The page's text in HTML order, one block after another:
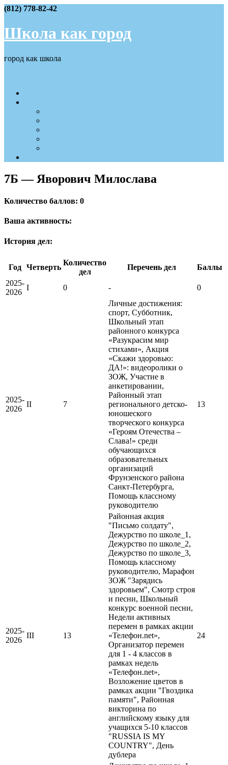
Skip
content
(812) 778-82-42
Школа как город
город как школа
7Б — Яворович Милослава
Количество баллов: 0
Ваша активность:
История дел:
Год Четверть
Количество
дел
Перечень дел
Баллы
2025-
2026
I 0 - 0
2025-
2026
II 7
Личные достижения:
спорт, Субботник,
Школьный этап
районного конкурса
«Разукрасим мир
стихами», Акция
«Скажи здоровью:
ДА!»: видеоролики о
ЗОЖ, Участие в
анкетировании,
Районный этап
регионального детско-
юношеского
творческого конкурса
«Героям Отечества –
Слава!» среди
обучающихся
образовательных
организаций
Фрунзенского района
Санкт-Петербурга,
Помощь классному
руководителю
13
2025-
2026
III 13
Районная акция
"Письмо солдату",
Дежурство по школе_1,
Дежурство по школе_2,
Дежурство по школе_3,
Помощь классному
руководителю, Марафон
ЗОЖ "Зарядись
здоровьем", Смотр строя
и песни, Школьный
конкурс военной песни,
Недели активных
перемен в рамках акции
«Телефон.net»,
Организатор перемен
для 1 - 4 классов в
рамках недель
«Телефон.net»,
Возложение цветов в
рамках акции "Гвоздика
памяти", Районная
викторина по
английскому языку для
учащихся 5-10 классов
"RUSSIA IS MY
COUNTRY", День
дублера
24